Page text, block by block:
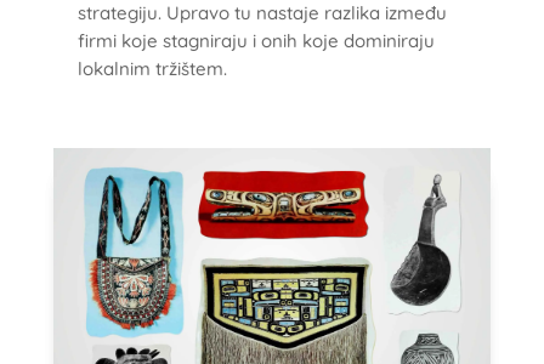
strategiju. Upravo tu nastaje razlika između
firmi koje stagniraju i onih koje dominiraju
lokalnim tržištem.